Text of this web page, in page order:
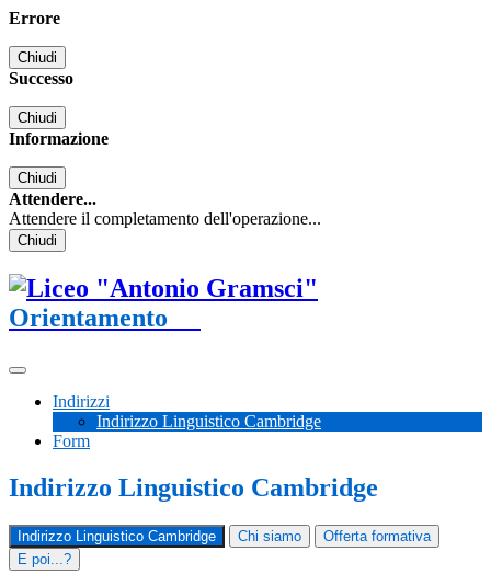
Errore
Chiudi
Successo
Chiudi
Informazione
Chiudi
Attendere...
Attendere il completamento dell'operazione...
Chiudi
Orientamento
Indirizzi
Indirizzo Linguistico Cambridge
Form
Indirizzo Linguistico Cambridge
Indirizzo Linguistico Cambridge Chi siamo
Offerta formativa
E poi...?